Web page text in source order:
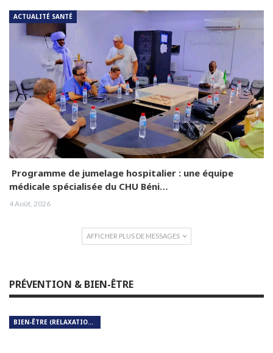
ACTUALITÉ SANTÉ
Programme de jumelage hospitalier : une équipe
médicale spécialisée du CHU Béni…
4 Août, 2026
AFFICHER PLUS DE MESSAGES
PRÉVENTION & BIEN-ÊTRE
BIEN-ÊTRE (RELAXATION, MÉDITATION, SOIN DU CORPS)